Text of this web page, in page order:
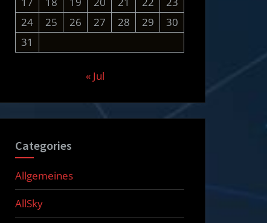
24
25 26 27 28 29
30
31
« Jul
Categories
Allgemeines
AllSky